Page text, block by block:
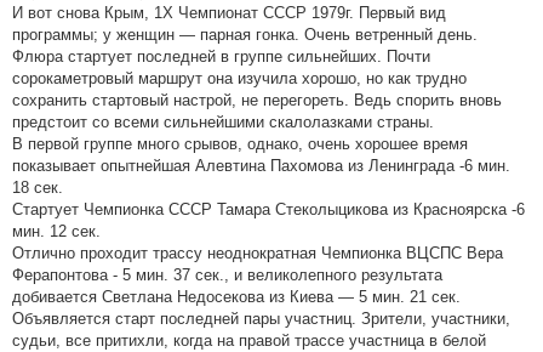
И вот снова Крым, 1Х Чемпионат СССР 1979г. Первый вид
программы; у женщин — парная гонка. Очень ветренный день.
Флюра стартует последней в группе сильнейших. Почти
сорокаметровый маршрут она изучила хорошо, но как трудно
сохранить стартовый настрой, не перегореть. Ведь спорить вновь
предстоит со всеми сильнейшими скалолазками страны.
В первой группе много срывов, однако, очень хорошее время
показывает опытнейшая Алевтина Пахомова из Ленинграда -6 мин.
18 сек.
Стартует Чемпионка СССР Тамара Стеколыцикова из Красноярска -6
мин. 12 сек.
Отлично проходит трассу неоднократная Чемпионка ВЦСПС Вера
Ферапонтова - 5 мин. 37 сек., и великолепного результата
добивается Светлана Недосекова из Киева — 5 мин. 21 сек.
Объявляется старт последней пары участниц. Зрители, участники,
судьи, все притихли, когда на правой трассе участница в белой